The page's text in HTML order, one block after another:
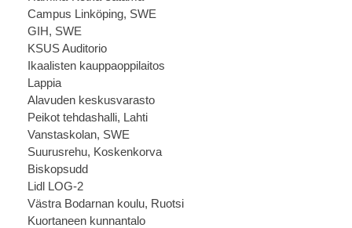
Campus Linköping, SWE
GIH, SWE
KSUS Auditorio
Ikaalisten kauppaoppilaitos
Lappia
Alavuden keskusvarasto
Peikot tehdashalli, Lahti
Vanstaskolan, SWE
Suurusrehu, Koskenkorva
Biskopsudd
Lidl LOG-2
Västra Bodarnan koulu, Ruotsi
Kuortaneen kunnantalo